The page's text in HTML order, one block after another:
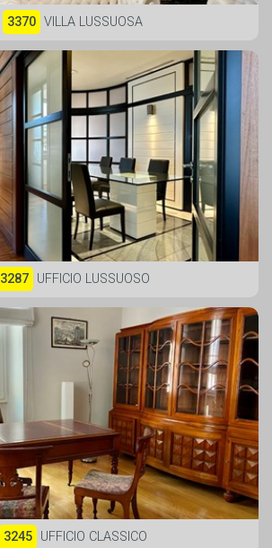
3370 VILLA LUSSUOSA
3287 UFFICIO LUSSUOSO
3245 UFFICIO CLASSICO